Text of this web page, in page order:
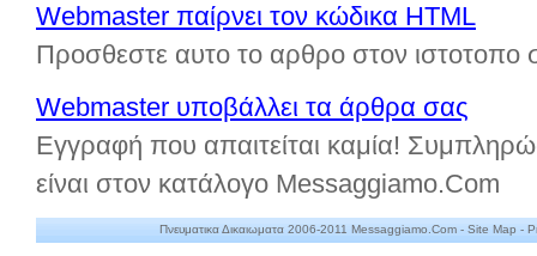
Webmaster παίρνει τον κώδικα HTML
Προσθεστε αυτο το αρθρο στον ιστοτοπο
Webmaster υποβάλλει τα άρθρα σας
Εγγραφή που απαιτείται καμία!
είναι στον κατάλογο Messaggiamo.Com
Πνευματικα Δικαιωματα 2006-2011 Messaggiamo.Com - Site Map -